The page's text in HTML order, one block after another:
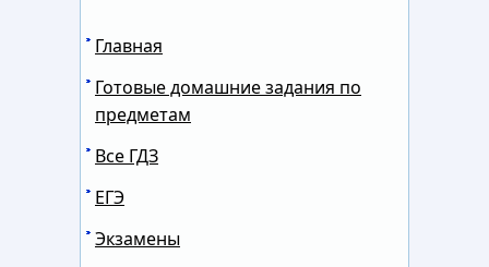
Главная
Готовые домашние задания по
предметам
Все ГДЗ
ЕГЭ
Экзамены